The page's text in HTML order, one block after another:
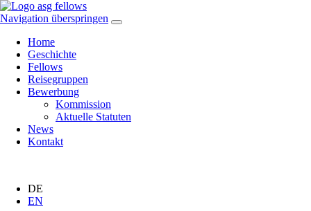
Navigation überspringen
Home
Geschichte
Fellows
Reisegruppen
Bewerbung
Kommission
Aktuelle Statuten
News
Kontakt
DE
EN